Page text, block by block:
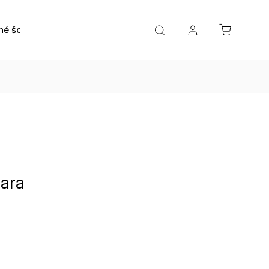
šošovky Roztoky a očné kvapky Doplnky